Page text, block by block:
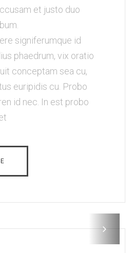
et justo duo
signiferumque id
phaedrum, vix oratio
conceptam sea cu,
euripidis cu. Probo
id nec. In est probo